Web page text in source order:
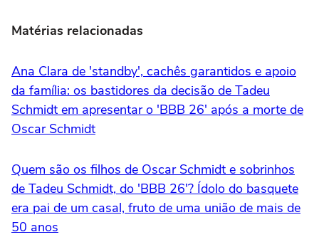
Matérias relacionadas
Ana Clara de 'standby', cachês garantidos e apoio
da família: os bastidores da decisão de Tadeu
Schmidt em apresentar o 'BBB 26' após a morte de
Oscar Schmidt
Quem são os filhos de Oscar Schmidt e sobrinhos
de Tadeu Schmidt, do 'BBB 26'? Ídolo do basquete
era pai de um casal, fruto de uma união de mais de
50 anos